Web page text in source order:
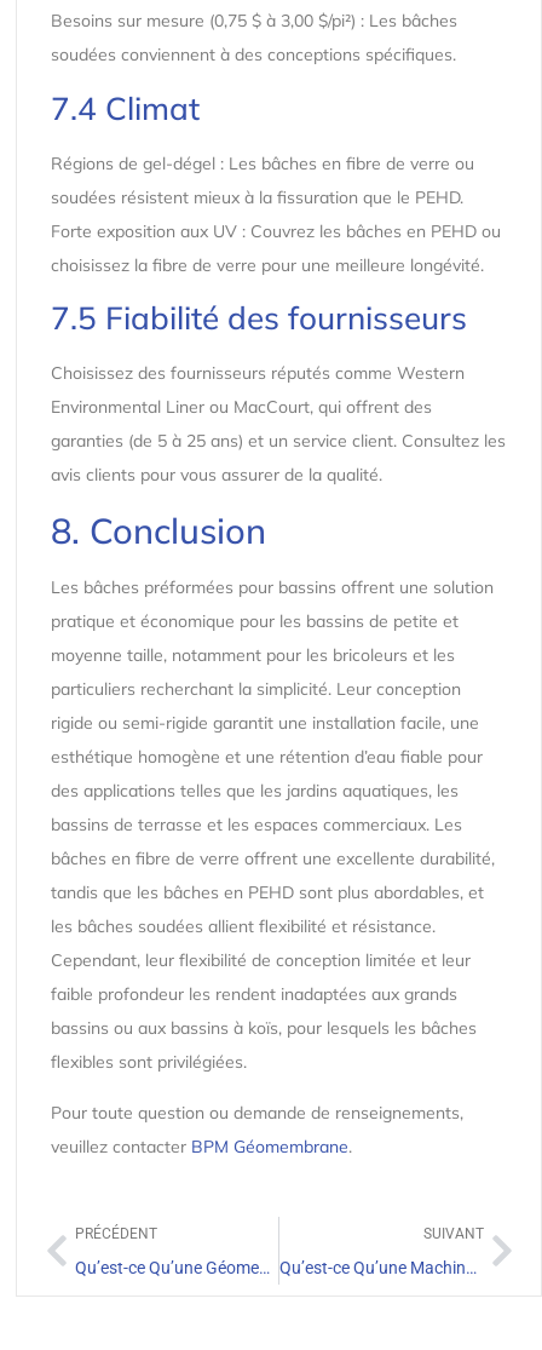
Besoins sur mesure (0,75 $ à 3,00 $/pi²) : Les bâches
soudées conviennent à des conceptions spécifiques.
7.4 Climat
Régions de gel-dégel : Les bâches en fibre de verre ou
soudées résistent mieux à la fissuration que le PEHD.
Forte exposition aux UV : Couvrez les bâches en PEHD ou
choisissez la fibre de verre pour une meilleure longévité.
7.5 Fiabilité des fournisseurs
Choisissez des fournisseurs réputés comme Western
Environmental Liner ou MacCourt, qui offrent des
garanties (de 5 à 25 ans) et un service client. Consultez les
avis clients pour vous assurer de la qualité.
8. Conclusion
Les bâches préformées pour bassins offrent une solution
pratique et économique pour les bassins de petite et
moyenne taille, notamment pour les bricoleurs et les
particuliers recherchant la simplicité. Leur conception
rigide ou semi-rigide garantit une installation facile, une
esthétique homogène et une rétention d’eau fiable pour
des applications telles que les jardins aquatiques, les
bassins de terrasse et les espaces commerciaux. Les
bâches en fibre de verre offrent une excellente durabilité,
tandis que les bâches en PEHD sont plus abordables, et
les bâches soudées allient flexibilité et résistance.
Cependant, leur flexibilité de conception limitée et leur
faible profondeur les rendent inadaptées aux grands
bassins ou aux bassins à koïs, pour lesquels les bâches
flexibles sont privilégiées.
Pour toute question ou demande de renseignements,
veuillez contacter BPM Géomembrane.
PRÉCÉDENT
Qu’est-ce Qu’une Géomembrane 60 Mils
SUIVANT
Qu’est-ce Qu’une Machine à Souder Les Géomembranes Et Son Application ?